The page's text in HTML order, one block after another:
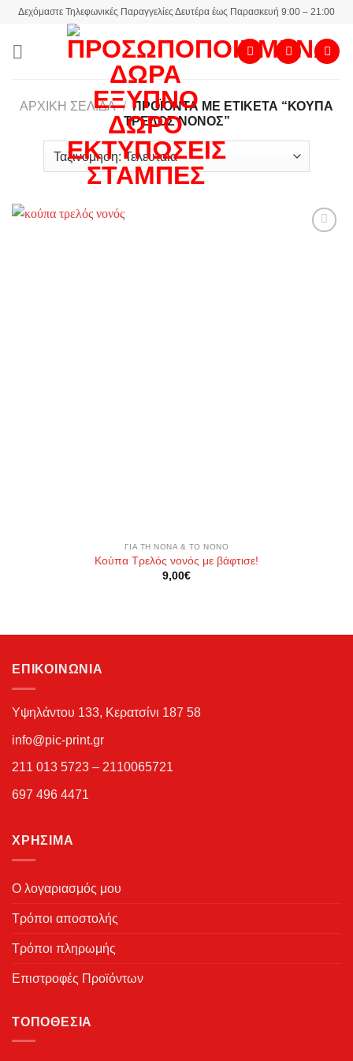
Skip
content
Δεχόμαστε Τηλεφωνικές Παραγγελίες Δευτέρα έως Παρασκευή 9:00 – 21:00
ΑΡΧΙΚΉ ΣΕΛΊΔΑ / ΠΡΟΪΌΝΤΑ ΜΕ ΕΤΙΚΈΤΑ “ΚΟΎΠΑ
ΤΡΕΛΌΣ ΝΟΝΌΣ”
ΓΙΑ ΤΗ ΝΟΝΆ & ΤΟ ΝΟΝΌ
Κούπα Τρελός νονός με βάφτισε!
9,00€
ΕΠΙΚΟΙΝΩΝΊΑ
Υψηλάντου 133, Κερατσίνι 187 58
info@pic-print.gr
211 013 5723 – 2110065721
697 496 4471
ΧΡΉΣΙΜΑ
Ο λογαριασμός μου
Τρόποι αποστολής
Τρόποι πληρωμής
Επιστροφές Προϊόντων
ΤΟΠΟΘΕΣΊΑ